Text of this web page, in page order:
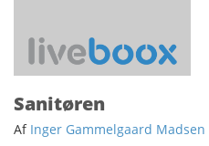
Sanitøren
Af Inger Gammelgaard Madsen